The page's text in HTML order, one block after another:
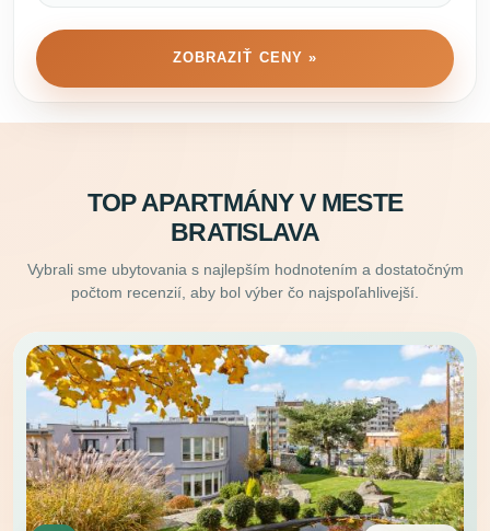
ZOBRAZIŤ CENY »
TOP APARTMÁNY V MESTE
BRATISLAVA
Vybrali sme ubytovania s najlepším hodnotením a dostatočným
počtom recenzií, aby bol výber čo najspoľahlivejší.